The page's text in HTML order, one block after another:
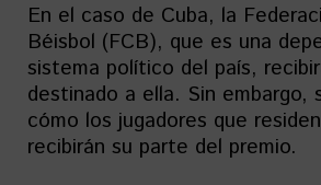
En el caso de Cuba, la
Béisbol (FCB), que es una
sistema político del país,
destinado a ella. Sin embargo,
cómo los jugadores que
recibirán su parte del premio.